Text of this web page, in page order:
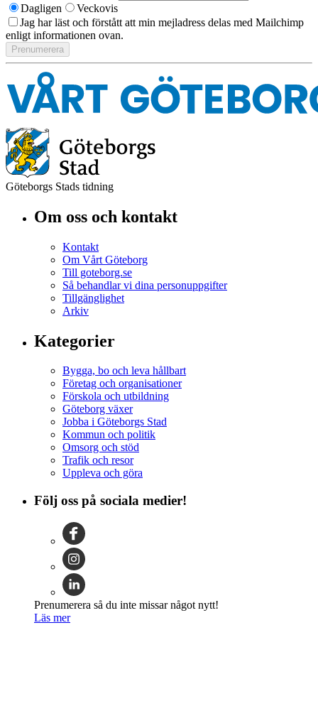
Dagligen
Veckovis
Jag har läst och förstått att min mejladress delas med Mailchimp
enligt informationen ovan.
Göteborgs Stads tidning
Om oss och kontakt
Kontakt
Om Vårt Göteborg
Till goteborg.se
Så behandlar vi dina personuppgifter
Tillgänglighet
Arkiv
Kategorier
Bygga, bo och leva hållbart
Företag och organisationer
Förskola och utbildning
Göteborg växer
Jobba i Göteborgs Stad
Kommun och politik
Omsorg och stöd
Trafik och resor
Uppleva och göra
Följ oss på sociala medier!
Prenumerera så du inte missar något nytt!
Läs mer